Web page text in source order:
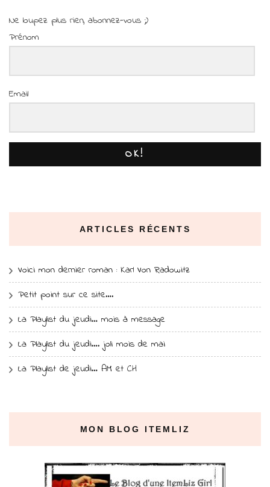
Ne loupez plus rien, abonnez-vous ;)
Prénom
Email
OK!
ARTICLES RÉCENTS
Voici mon dernier roman : Karl Von Radowitz
Petit point sur ce site….
La Playlist du jeudi… mois à message
La Playlist du jeudi…. joli mois de mai
La Playlist de jeudi… AM et CH
MON BLOG ITEMLIZ